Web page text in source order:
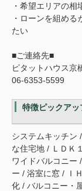
・希望エリアの相
・ローンを組め
たい
■ご連絡先■
ピタットハウス
06-6353-5599
特徴ピックアッ
システムキッチン
な住宅地 / ＬＤＫ
ワイドバルコニー
ー / 浴室に窓 / Ｉ
化 / バルコニー・